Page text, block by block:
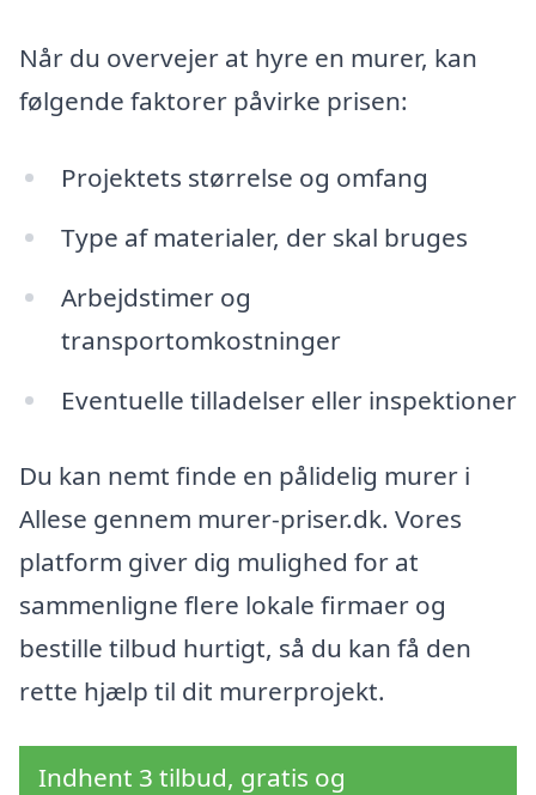
Når du overvejer at hyre en murer, kan
følgende faktorer påvirke prisen:
Projektets størrelse og omfang
Type af materialer, der skal bruges
Arbejdstimer og
transportomkostninger
Eventuelle tilladelser eller inspektioner
Du kan nemt finde en pålidelig murer i
Allese gennem murer-priser.dk. Vores
platform giver dig mulighed for at
sammenligne flere lokale firmaer og
bestille tilbud hurtigt, så du kan få den
rette hjælp til dit murerprojekt.
Indhent 3 tilbud, gratis og